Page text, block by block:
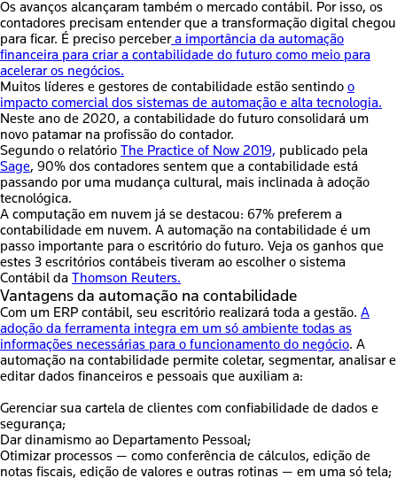
Os avanços alcançaram também o mercado contábil. Por isso, os
contadores precisam entender que a transformação digital chegou
para ficar. É preciso percebera importância da automação
financeira para criar a contabilidade do futuro como meio para
acelerar os negócios.
Muitos líderes e gestores de contabilidade estão sentindo o
impacto comercial dos sistemas de automação e alta tecnologia.
Neste ano de 2020, a contabilidade do futuro consolidará um
novo patamar na profissão do contador.
Segundo o relatório The Practice of Now 2019, publicado pela
Sage, 90% dos contadores sentem que a contabilidade está
passando por uma mudança cultural, mais inclinada à adoção
tecnológica.
A computação em nuvem já se destacou: 67% preferem a
contabilidade em nuvem. A automação na contabilidade é um
passo importante para o escritório do futuro. Veja os ganhos que
estes 3 escritórios contábeis tiveram ao escolher o sistema
Contábil da Thomson Reuters.
Vantagens da automação na contabilidade
Com um ERP contábil, seu escritório realizará toda a gestão. A
adoção da ferramenta integra em um só ambiente todas as
informações necessárias para o funcionamento do negócio. A
automação na contabilidade permite coletar, segmentar, analisar e
editar dados financeiros e pessoais que auxiliam a:
Gerenciar sua cartela de clientes com confiabilidade de dados e
segurança;
Dar dinamismo ao Departamento Pessoal;
Otimizar processos — como conferência de cálculos, edição de
notas fiscais, edição de valores e outras rotinas — em uma só tela;